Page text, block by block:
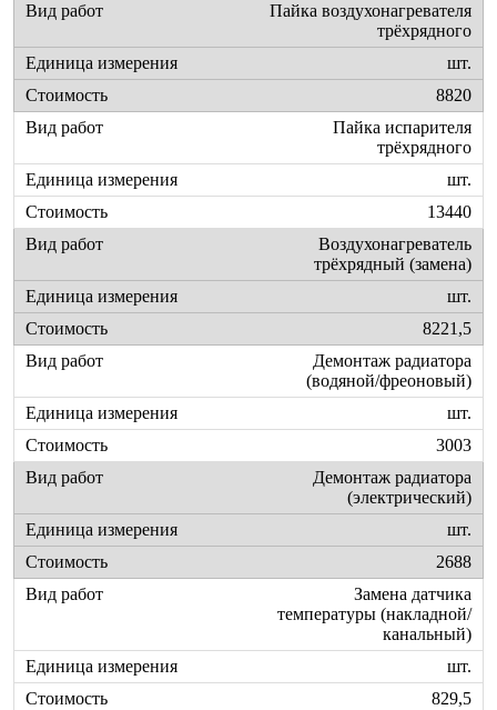
Пайка воздухонагревателя
трёхрядного
шт.
8820
Пайка испарителя
трёхрядного
шт.
13440
Воздухонагреватель
трёхрядный (замена)
шт.
8221,5
Демонтаж радиатора
(водяной/фреоновый)
шт.
3003
Демонтаж радиатора
(электрический)
шт.
2688
Замена датчика
температуры (накладной/
канальный)
шт.
829,5